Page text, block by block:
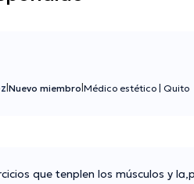
Nuevo miembro Médico estético Quito
que tenplen los músculos y